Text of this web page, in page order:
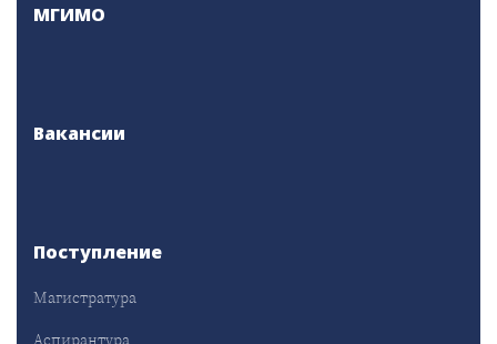
МГИМО
Вакансии
Поступление
Магистратура
Аспирантура